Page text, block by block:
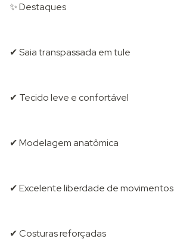
✨ Destaques
✔ Saia transpassada em tule
✔ Tecido leve e confortável
✔ Modelagem anatômica
✔ Excelente liberdade de movimentos
✔ Costuras reforçadas